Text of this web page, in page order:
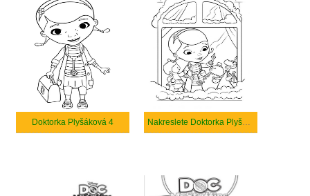
Doktorka Plyšáková 4 Nakreslete Doktorka Plyšáková k vytisknutí